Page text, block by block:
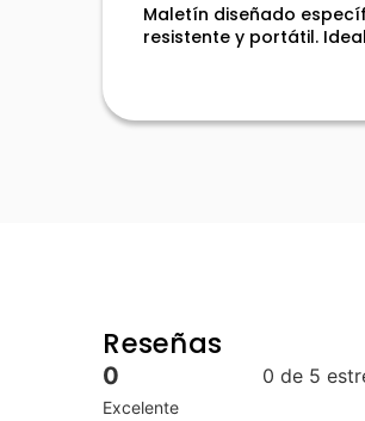
Maletín diseñado
resistente y portátil.
Reseñas
0 0 de 5
Excelente